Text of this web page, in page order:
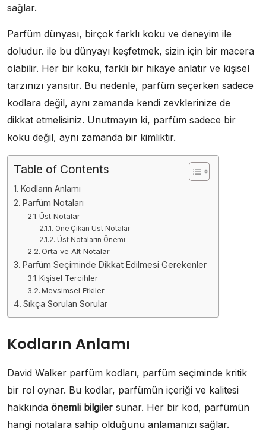
sağlar.
Parfüm dünyası, birçok farklı koku ve deneyim ile
doludur. ile bu dünyayı keşfetmek, sizin için bir macera
olabilir. Her bir koku, farklı bir hikaye anlatır ve kişisel
tarzınızı yansıtır. Bu nedenle, parfüm seçerken sadece
kodlara değil, aynı zamanda kendi zevklerinize de
dikkat etmelisiniz. Unutmayın ki, parfüm sadece bir
koku değil, aynı zamanda bir kimliktir.
Table of Contents
Kodların Anlamı
Parfüm Notaları
Üst Notalar
Öne Çıkan Üst Notalar
Üst Notaların Önemi
Orta ve Alt Notalar
Parfüm Seçiminde Dikkat Edilmesi Gerekenler
Kişisel Tercihler
Mevsimsel Etkiler
Sıkça Sorulan Sorular
Kodların Anlamı
David Walker parfüm kodları, parfüm seçiminde kritik
bir rol oynar. Bu kodlar, parfümün içeriği ve kalitesi
hakkında önemli bilgiler sunar. Her bir kod, parfümün
hangi notalara sahip olduğunu anlamanızı sağlar.